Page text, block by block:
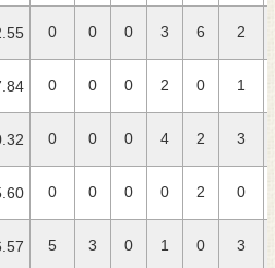
0 0 0 3 6 2
0 0 0 2 0 1
0 0 0 4 2 3
0 0 0 0 2 0
5 3 0 1 0 3